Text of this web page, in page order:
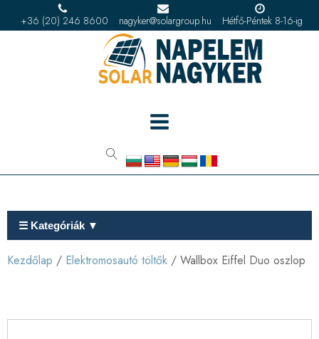
+36 (20) 246 8600 nagyker@solargroup.hu Hétfő-Péntek 8-16-ig
☰ Kategóriák ▼
Kezdőlap / Elektromosautó töltők / Wallbox Eiffel Duo oszlop